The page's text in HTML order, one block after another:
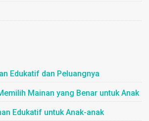
Edukatif dan Peluangnya
Mainan yang Benar untuk Anak
Edukatif untuk Anak-anak